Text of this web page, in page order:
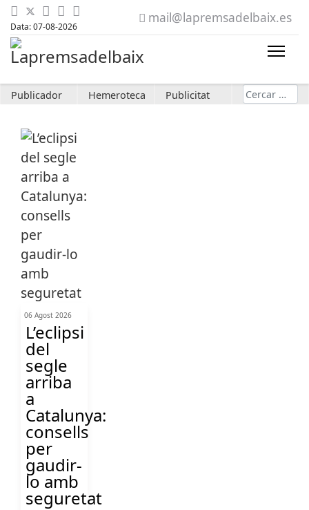
Data: 07-08-2026
mail@lapremsadelbaix.es
Publicador Hemeroteca Publicitat Cerca
06 Agost 2026
L’eclipsi
del
segle
arriba
a
Catalunya:
consells
per
gaudir-
lo amb
seguretat